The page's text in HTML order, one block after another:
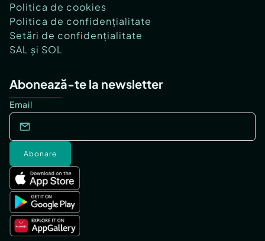
Politica de cookies
Politica de confidențialitate
Setări de confidențialitate
SAL și SOL
Abonează-te la newsletter
Email
Abonare